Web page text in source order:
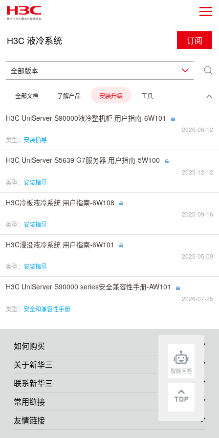
H3C 液冷系统 订阅
全部文档 了解产品 安装升级 工具
H3C UniServer S90000液冷整机柜 用户指南-6W101
2026-06-12
类型： 安装指导
H3C UniServer S5639 G7服务器 用户指南-5W100
2025-12-12
类型： 安装指导
H3C冷板液冷系统 用户指南-6W108
2025-09-16
类型： 安装指导
H3C浸没液冷系统 用户指南-6W101
2025-05-09
类型： 安装指导
H3C UniServer S90000 series安全兼容性手册-AW101
2026-07-25
类型： 安全和兼容性手册
如何购买
关于新华三
联系新华三
常用链接
友情链接
智能问答